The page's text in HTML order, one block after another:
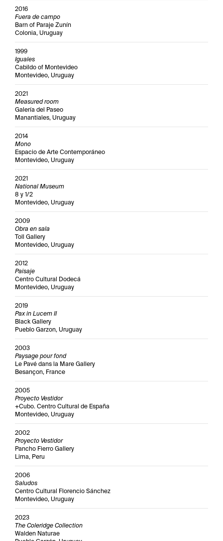
2016
Fuera de campo
Barn of Paraje Zunín
Colonia, Uruguay
1999
Iguales
Cabildo of Montevideo
Montevideo, Uruguay
2021
Measured room
Galería del Paseo
Manantiales, Uruguay
2014
Mono
Espacio de Arte Contemporáneo
Montevideo, Uruguay
2021
National Museum
8 y 1/2
Montevideo, Uruguay
2009
Obra en sala
Toll Gallery
Montevideo, Uruguay
2012
Paisaje
Centro Cultural Dodecá
Montevideo, Uruguay
2019
Pax in Lucem II
Black Gallery
Pueblo Garzon, Uruguay
2003
Paysage pour fond
Le Pavé dans la Mare Gallery
Besançon, France
2005
Proyecto Vestidor
+Cubo. Centro Cultural de España
Montevideo, Uruguay
2002
Proyecto Vestidor
Pancho Fierro Gallery
Lima, Peru
2006
Saludos
Centro Cultural Florencio Sánchez
Montevideo, Uruguay
2023
The Coleridge Collection
Walden Naturae